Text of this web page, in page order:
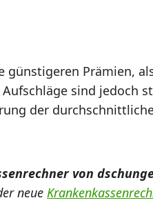
günstigeren Prämien,
sind jedoch
der
von
neue